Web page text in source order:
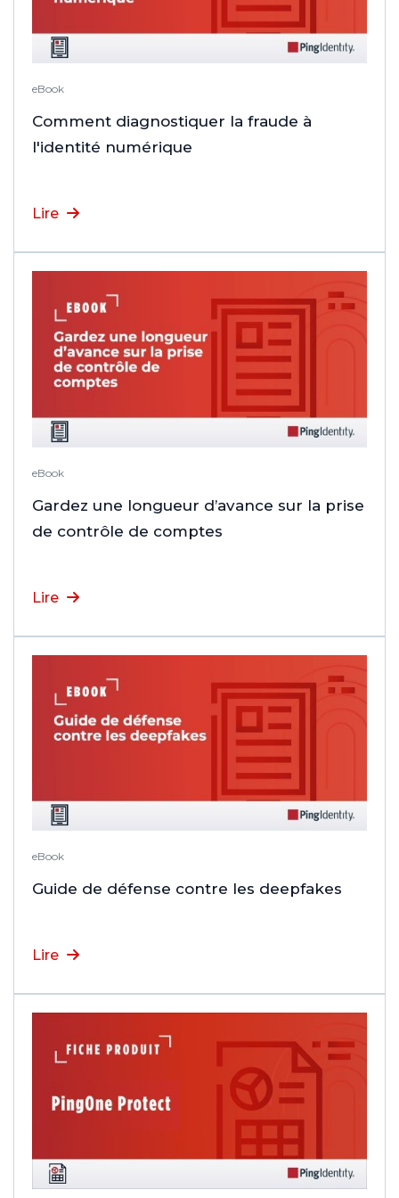
eBook
Comment diagnostiquer la fraude à
l'identité numérique
Lire
eBook
Gardez une longueur d’avance sur la prise
de contrôle de comptes
Lire
eBook
Guide de défense contre les deepfakes
Lire